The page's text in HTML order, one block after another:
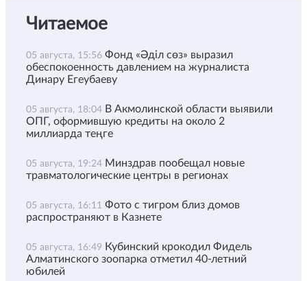
Читаемое
05 августа, 15:56 Фонд «Әділ сөз» выразил
обеспокоенность давлением на журналиста
Динару Егеубаеву
05 августа, 18:04 В Акмолинской области выявили
ОПГ, оформившую кредиты на около 2
миллиарда теңге
05 августа, 19:24 Минздрав пообещал новые
травматологические центры в регионах
05 августа, 16:11 Фото с тигром близ домов
распространяют в Казнете
05 августа, 16:49 Кубинский крокодил Фидель
Алматинского зоопарка отметил 40-летний
юбилей